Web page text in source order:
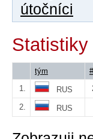
útočníci
Statistiky
tým #
1.
RUS
2. RUS